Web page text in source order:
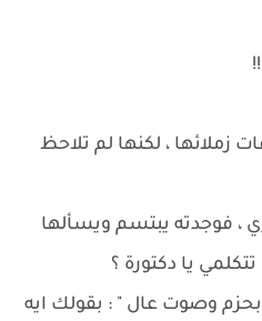
، لكنها لم تلاحظ
، فوجدته يبتسم ويسألها
يا دكتورة ؟
وصوت عال " : بقولك ايه